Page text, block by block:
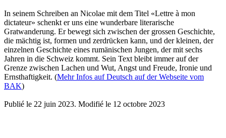
In seinem Schreiben an Nicolae mit dem Titel «Lettre à mon
dictateur» schenkt er uns eine wunderbare literarische
Gratwanderung. Er bewegt sich zwischen der grossen Geschichte,
die mächtig ist, formen und zerdrücken kann, und der kleinen, der
einzelnen Geschichte eines rumänischen Jungen, der mit sechs
Jahren in die Schweiz kommt. Sein Text bleibt immer auf der
Grenze zwischen Lachen und Wut, Angst und Freude, Ironie und
Ernsthaftigkeit. (Mehr Infos auf Deutsch auf der Webseite vom
BAK)
Publié le 22 juin 2023. Modifié le 12 octobre 2023